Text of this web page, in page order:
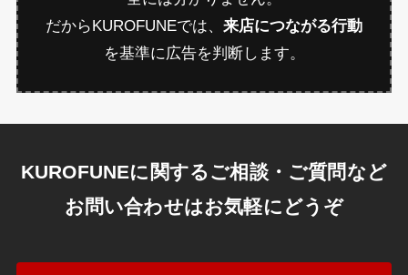
だからKUROFUNEでは、 来店につながる行動
を基準に広告を判断します。
KUROFUNEに関するご相談・ご質問など
お問い合わせはお気軽にどうぞ